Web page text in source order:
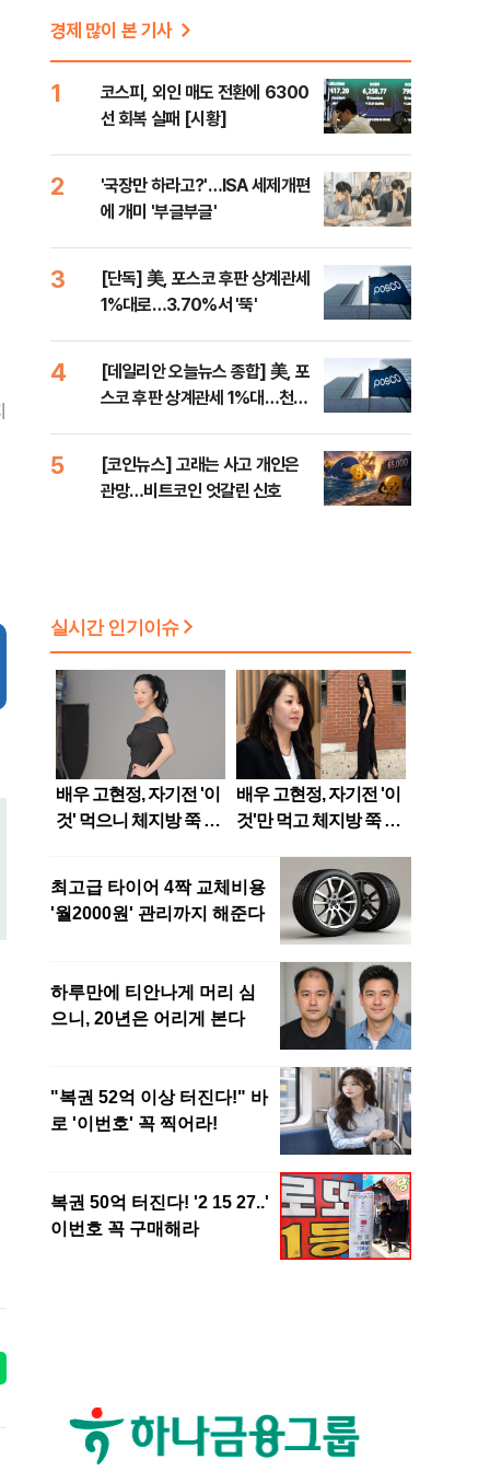
경제 많이 본 기사
1
코스피, 외인 매도 전환에 6300
선 회복 실패 [시황]
2
'국장만 하라고?'…ISA 세제개편
에 개미 '부글부글'
3
[단독] 美, 포스코 후판 상계관세
1%대로…3.70%서 '뚝'
4
[데일리안 오늘뉴스 종합] 美, 포
스코 후판 상계관세 1%대…천하
5
[코인뉴스] 고래는 사고 개인은
관망…비트코인 엇갈린 신호